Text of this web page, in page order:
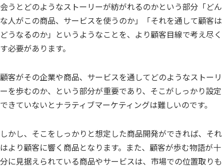
会うとどのようなストーリーが紡がれるのかという部分「どん
な人がこの商品、サービスを使うのか」「それを通して顧客は
どうなるのか」というようなことを、より顧客目線で考え尽く
す必要があります。
顧客がその企業や商品、サービスを通してどのようなストーリ
ーを歩むのか、という部分が重要であり、そこがしっかり設定
できていないとナラティブマーケティングは難しいのです。
しかし、そこをしっかりと想定した商品開発ができれば、それ
はより顧客に響く商品となります。また、顧客が歩む物語が十
分に見据えられている商品やサービスは、市場での位置取りも